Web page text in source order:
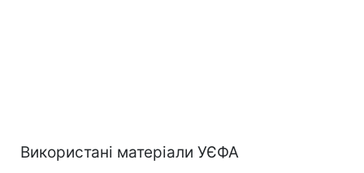
Використані матеріали УЄФА